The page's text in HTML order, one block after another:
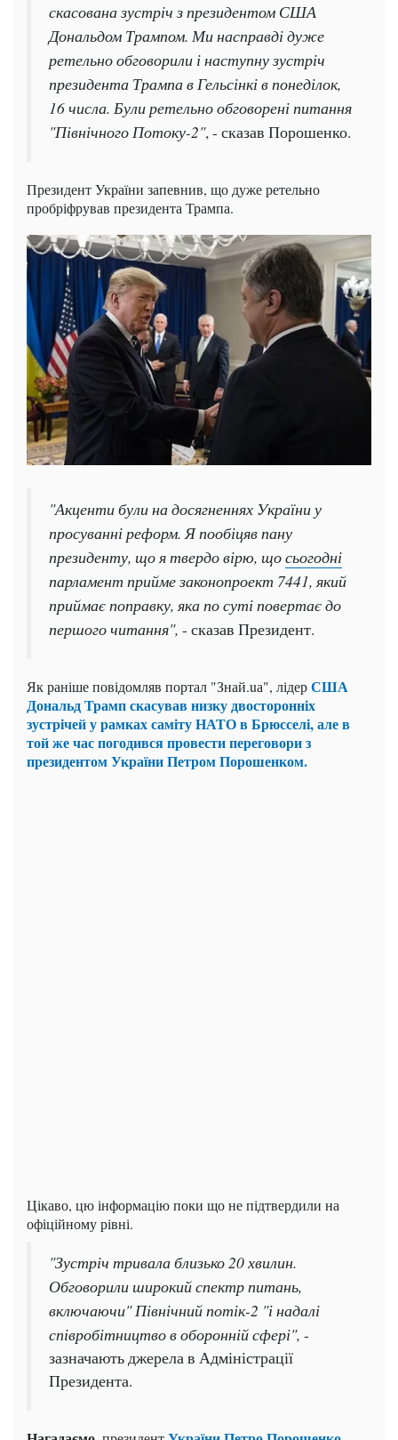
скасована зустріч з президентом США
Дональдом Трампом. Ми насправді дуже
ретельно обговорили і наступну зустріч
президента Трампа в Гельсінкі в понеділок,
16 числа. Були ретельно обговорені питання
"Північного Потоку-2", - сказав Порошенко.
Президент України запевнив, що дуже ретельно
пробріфрував президента Трампа.
"Акценти були на досягненнях України у
просуванні реформ. Я пообіцяв пану
президенту, що я твердо вірю, щосьогодні
парламент прийме законопроект 7441, який
приймає поправку, яка по суті повертає до
першого читання", - сказав Президент.
Як раніше повідомляв портал "Знай.uа", лідерСША
Дональд Трамп скасував низку двосторонніх
зустрічей у рамках саміту НАТО в Брюсселі, але в
той же час погодився провести переговори з
президентом України Петром Порошенком.
Цікаво, цю інформацію поки що не підтвердили на
офіційному рівні.
"Зустріч тривала близько 20 хвилин.
Обговорили широкий спектр питань,
включаючи" Північний потік-2 "і надалі
співробітництво в оборонній сфері", -
зазначають джерела в Адміністрації
Президента.